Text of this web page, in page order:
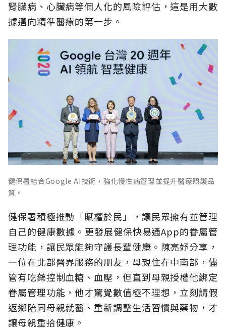
腎臟病、心臟病等個人化的風險評估，這是用大數
據邁向精準醫療的第一步。
健保署結合Google AI技術，強化慢性病管理並提升醫療照護品
質。
健保署積極推動「賦權於民」，讓民眾擁有並管理
自己的健康數據。更發展健保快易通App的眷屬管
理功能，讓民眾能夠守護長輩健康。陳亮妤分享，
一位在北部醫界服務的朋友，母親住在中南部，儘
管有吃藥控制血糖、血壓，但直到母親授權他綁定
眷屬管理功能，他才驚覺數值極不理想，立刻請假
返鄉陪同母親就醫、重新調整生活習慣與藥物，才
讓母親重拾健康。